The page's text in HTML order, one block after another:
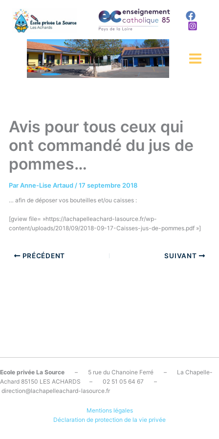
contenu
Avis pour tous ceux qui
ont commandé du jus de
pommes…
ParAnne-Lise Artaud /17 septembre 2018
… afin de déposer vos bouteilles et/ou caisses :
[gview file= »https://lachapelleachard-lasource.fr/wp-
content/uploads/2018/09/2018-09-17-Caisses-jus-de-pommes.pdf »]
PRÉCÉDENT SUIVANT
Ecole privée La Source – 5 rue du Chanoine Ferré – La Chapelle-
Achard 85150 LES ACHARDS – 02 51 05 64 67 –
direction@lachapelleachard-lasource.fr
Mentions légales
Déclaration de protection de la vie privée